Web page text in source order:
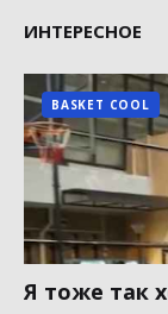
ИНТЕРЕСНОЕ
BASKET COOL
Я тоже так